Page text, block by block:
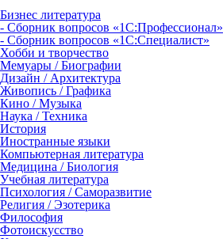
Бизнес литература
- Сборник вопросов «1С:Профессионал»
- Сборник вопросов «1С:Специалист»
Хобби и творчество
Мемуары / Биографии
Дизайн / Архитектура
Живопись / Графика
Кино / Музыка
Наука / Техника
История
Иностранные языки
Компьютерная литература
Медицина / Биология
Учебная литература
Психология / Саморазвитие
Религия / Эзотерика
Философия
Фотоискусство